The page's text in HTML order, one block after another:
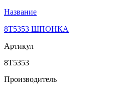
Название
8T5353 ШПОНКА
Артикул
8T5353
Производитель